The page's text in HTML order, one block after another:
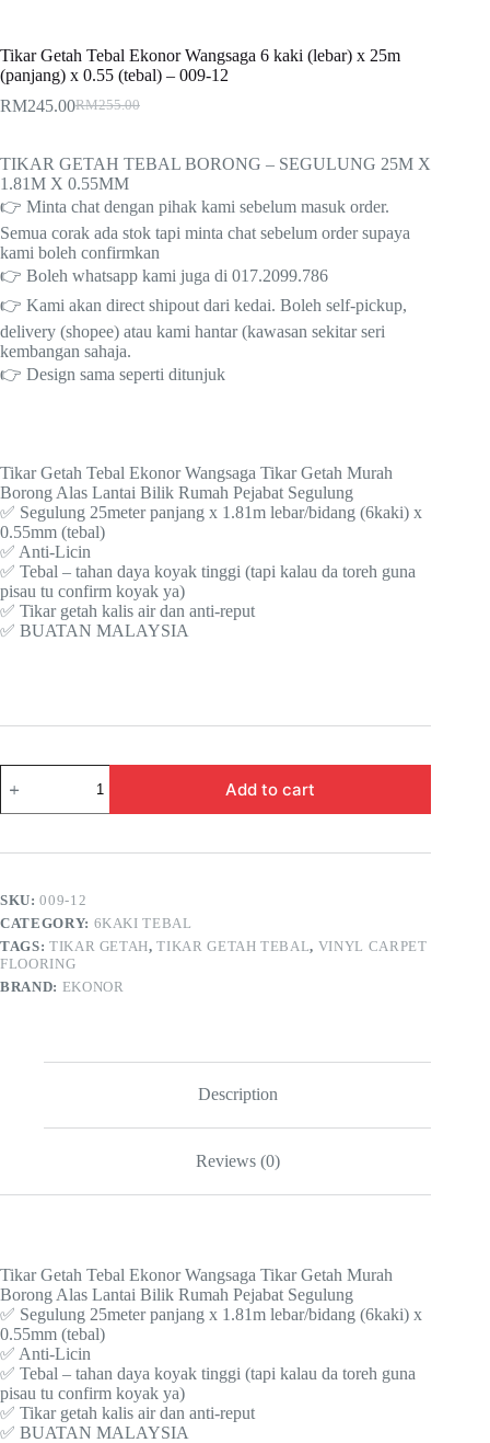
Tikar Getah Tebal Ekonor Wangsaga 6 kaki (lebar) x 25m
(panjang) x 0.55 (tebal) – 009-12
RM255.00
Original
RM255.00.
RM245.00Current
RM245.00.
TIKAR GETAH TEBAL BORONG – SEGULUNG 25M X
1.81M X 0.55MM
👉 Minta chat dengan pihak kami sebelum masuk order.
Semua corak ada stok tapi minta chat sebelum order supaya
kami boleh confirmkan
👉 Boleh whatsapp kami juga di 017.2099.786
👉 Kami akan direct shipout dari kedai. Boleh self-pickup,
delivery (shopee) atau kami hantar (kawasan sekitar seri
kembangan sahaja.
👉 Design sama seperti ditunjuk
Tikar Getah Tebal Ekonor Wangsaga Tikar Getah Murah
Borong Alas Lantai Bilik Rumah Pejabat Segulung
✅ Segulung 25meter panjang x 1.81m lebar/bidang (6kaki) x
0.55mm (tebal)
✅ Anti-Licin
✅ Tebal – tahan daya koyak tinggi (tapi kalau da toreh guna
pisau tu confirm koyak ya)
✅ Tikar getah kalis air dan anti-reput
✅ BUATAN MALAYSIA
Tikar
Getah
Tebal
(lebar)
x
25m
(panjang)
0.55
Add to cart
SKU:009-12
CATEGORY: 6KAKI TEBAL
TAGS: TIKAR GETAH,TIKAR GETAH TEBAL, VINYL CARPET
FLOORING
BRAND: EKONOR
Description
Reviews (0)
Tikar Getah Tebal Ekonor Wangsaga Tikar Getah Murah
Borong Alas Lantai Bilik Rumah Pejabat Segulung
✅ Segulung 25meter panjang x 1.81m lebar/bidang (6kaki) x
0.55mm (tebal)
✅ Anti-Licin
✅ Tebal – tahan daya koyak tinggi (tapi kalau da toreh guna
pisau tu confirm koyak ya)
✅ Tikar getah kalis air dan anti-reput
✅ BUATAN MALAYSIA